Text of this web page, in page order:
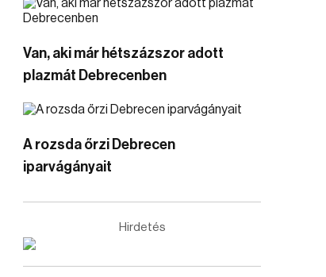
Van, aki már hétszázszor adott
plazmát Debrecenben
A rozsda őrzi Debrecen
iparvágányait
Hirdetés